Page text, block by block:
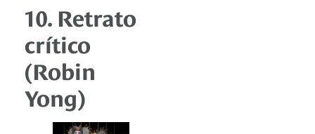
10. Retrato
crítico
(Robin
Yong)